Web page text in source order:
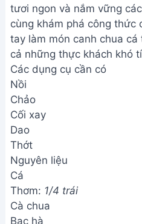
tươi ngon và nắm vững
cùng khám phá công
tay làm món canh chua
cả những thực khách khó
Các dụng cụ cần có
Nồi
Chảo
Cối xay
Dao
Thớt
Nguyên liệu
Cá
Thơm: 1/4 trái
Cà chua
Bạc hà